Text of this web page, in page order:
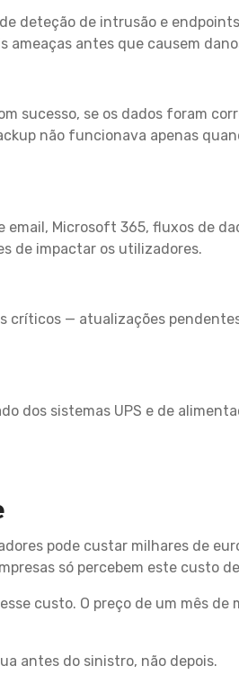
deteção de intrusão e
ameaças antes que causem
sucesso, se os dados foram
não funcionava apenas
Microsoft 365, fluxos de
de impactar os utilizadores.
— atualizações
dos sistemas UPS e de
pode custar milhares de
só percebem este custo
custo. O preço de um mês
antes do sinistro, não depois.